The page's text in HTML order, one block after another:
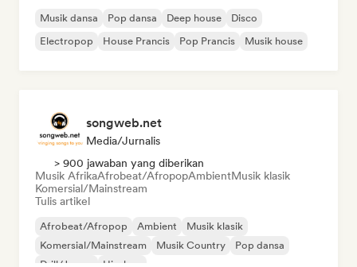
Musik dansa Pop dansa Deep house
Disco
Electropop
House Prancis Pop Prancis Musik house
songweb.net
Media/Jurnalis
> 900 jawaban yang diberikan
Musik AfrikaAfrobeat/AfropopAmbientMusik klasik
Komersial/Mainstream
Tulis artikel
Afrobeat/Afropop Ambient
Musik klasik
Komersial/Mainstream
Musik Country
Pop dansa
Drill/Jersey
Hip-hop